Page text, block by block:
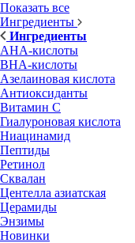
Показать все
Ингредиенты
Ингредиенты
AHA-кислоты
BHA-кислоты
Азелаиновая кислота
Антиоксиданты
Витамин С
Гиалуроновая кислота
Ниацинамид
Пептиды
Ретинол
Сквалан
Центелла азиатская
Церамиды
Энзимы
Новинки